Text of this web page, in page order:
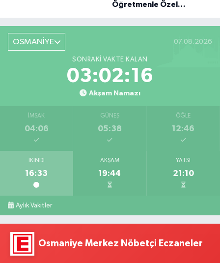
Öğretmenle Özel
OSMANİYE 07.08.2026
SONRAKI VAKTE KALAN
03:02:15
Akşam Namazı
İMSAK
04:06
GÜNEŞ
05:38
ÖĞLE
12:46
İKINDI
16:33
AKŞAM
19:44
YATSI
21:10
Aylık Vakitler
Osmaniye Merkez Nöbetçi Eczaneler